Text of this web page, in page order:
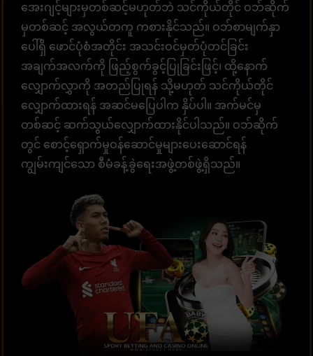
အေးဂျင့်များမှတစ်ဆင့်မဟုတ်ဘဲ သင်ကိုယ်တိုင် ဝဘ်ဆိုက်
မှတစ်ဆင့် အလွယ်တကူ ကစားနိုင်သည်။ ဝဘ်စာမျက်နှာ
ပေါ်ရှိ ဖောင်ပုံစံအတိုင်း အသင်းဝင်မှတ်ပုံတင်ခြင်း
အချက်အလက်ကို ဖြည့်စွက်ခွင့်ပြုခြင်းဖြင့်၊ ထို့နောက်
လျှောက်လွှာကို အတည်ပြုရန် သို့မဟုတ် သင်ကိုယ်တိုင်
လျှောက်ထားရန် အဆင်မပြေပါက နှိပ်ပါ။ အက်မင်မှ
တစ်ဆင့် ဆက်သွယ်လျှောက်ထားနိုင်ပါသည်။ ဝဘ်ဆိုက်
တွင် စောင့်ရှောက်မှုဝန်ဆောင်မှုများပေးဆောင်ရန်
ကျွမ်းကျင်သော စီမံခန့်ခွဲရေးအဖွဲ့တစ်ဖွဲ့ရှိသည်။